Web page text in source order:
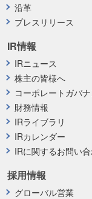
採用情報
グローバル営業
沿革
プレスリリース
IR情報
IRニュース
株主の皆様へ
コーポレートガバ
財務情報
IRライブラリ
IRカレンダー
IRに関するお問い